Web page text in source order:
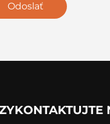
Odoslať
KONTAKTUJTE